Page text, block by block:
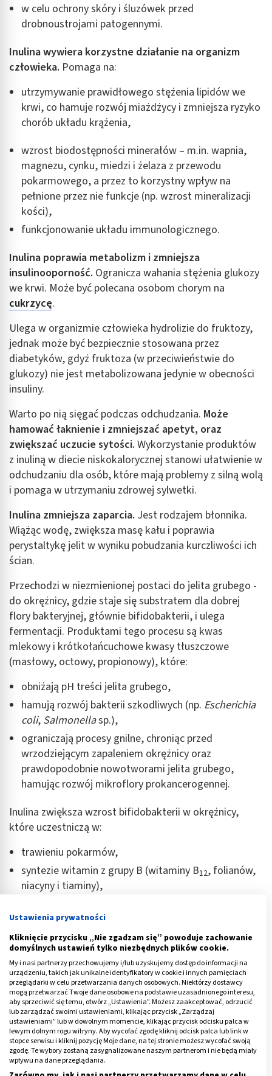
w celu ochrony skóry i śluzówek przed
drobnoustrojami patogennymi.
Inulina wywiera korzystne działanie na organizm
człowieka. Pomaga na:
utrzymywanie prawidłowego stężenia lipidów we
krwi, co hamuje rozwój miażdżycy i zmniejsza ryzyko
chorób układu krążenia,
wzrost biodostępności minerałów – m.in. wapnia,
magnezu, cynku, miedzi i żelaza z przewodu
pokarmowego, a przez to korzystny wpływ na
pełnione przez nie funkcje (np. wzrost mineralizacji
kości),
funkcjonowanie układu immunologicznego.
Inulina poprawia metabolizm i zmniejsza
insulinooporność. Ogranicza wahania stężenia glukozy
we krwi. Może być polecana osobom chorym na
cukrzycę.
Ulega w organizmie człowieka hydrolizie do fruktozy,
jednak może być bezpiecznie stosowana przez
diabetyków, gdyż fruktoza (w przeciwieństwie do
glukozy) nie jest metabolizowana jedynie w obecności
insuliny.
Warto po nią sięgać podczas odchudzania. Może
hamować łaknienie i zmniejszać apetyt, oraz
zwiększać uczucie sytości.Wykorzystanie produktów
z inuliną w diecie niskokalorycznej stanowi ułatwienie w
odchudzaniu dla osób, które mają problemy z silną wolą
i pomaga w utrzymaniu zdrowej sylwetki.
Inulina zmniejsza zaparcia. Jest rodzajem błonnika.
Wiążąc wodę, zwiększa masę kału i poprawia
perystaltykę jelit w wyniku pobudzania kurczliwości ich
ścian.
Przechodzi w niezmienionej postaci do jelita grubego -
do okrężnicy, gdzie staje się substratem dla dobrej
flory bakteryjnej, głównie bifidobakterii, i ulega
fermentacji. Produktami tego procesu są kwas
mlekowy i krótkołańcuchowe kwasy tłuszczowe
(masłowy, octowy, propionowy), które:
obniżają pH treści jelita grubego,
hamują rozwój bakterii szkodliwych (np. Escherichia
coli, Salmonellasp.),
ograniczają procesy gnilne, chroniąc przed
wrzodziejącym zapaleniem okrężnicy oraz
prawdopodobnie nowotworami jelita grubego,
hamując rozwój mikroflory prokancerogennej.
Inulina zwiększa wzrost bifidobakterii w okrężnicy,
które uczestniczą w:
trawieniu pokarmów,
syntezie witamin z grupy B (witaminy B12, folianów,
niacyny i tiaminy),
zwiększają odporność organizmu.
Reklama
Ustawienia prywatności
Kliknięcie przycisku „Nie zgadzam się” powoduje zachowanie
domyślnych ustawień tylko niezbędnych plików cookie.
My i nasi partnerzy przechowujemy i/lub uzyskujemy dostęp do informacji na
urządzeniu, takich jak unikalne identyfikatory w cookie i innych pamięciach
przeglądarki w celu przetwarzania danych osobowych. Niektórzy dostawcy
mogą przetwarzać Twoje dane osobowe na podstawie uzasadnionego interesu,
aby sprzeciwić się temu, otwórz „Ustawienia”. Możesz zaakceptować, odrzucić
lub zarządzać swoimi ustawieniami, klikając przycisk „Zarządzaj
ustawieniami” lub w dowolnym momencie, klikając przycisk odcisku palca w
lewym dolnym rogu witryny. Aby wycofać zgodę kliknij odcisk palca lub link w
stopce serwisu i kliknij pozycję Moje dane, na tej stronie możesz wycofać swoją
zgodę. Te wybory zostaną zasygnalizowane naszym partnerom i nie będą miały
wpływu na dane przeglądania.